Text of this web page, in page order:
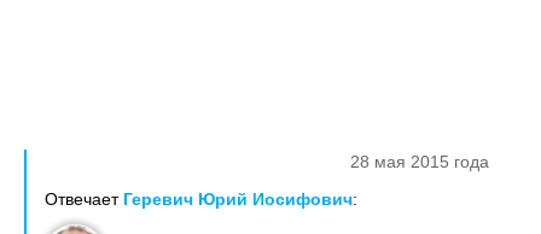
28 мая 2015 года
Отвечает Геревич Юрий Иосифович: